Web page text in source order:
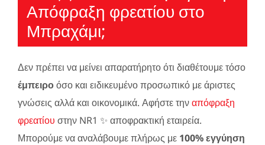
Απόφραξη φρεατίου στο
Μπραχάμι;
Δεν πρέπει να μείνει απαρατήρητο ότι διαθέτουμε τόσο
έμπειροόσο και ειδικευμένο προσωπικό με άριστες
γνώσεις αλλά και οικονομικά. Αφήστε τηναπόφραξη
φρεατίου στην NR1 ✨ αποφρακτική εταιρεία.
Μπορούμε να αναλάβουμε πλήρως με 100% εγγύηση